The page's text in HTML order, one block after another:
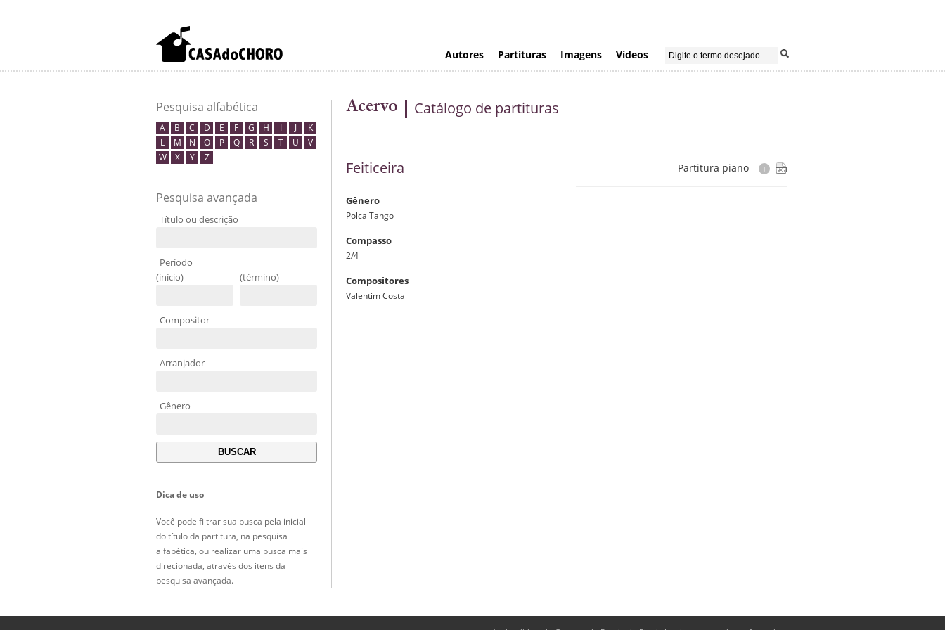
Autores Partituras Imagens Vídeos
Pesquisa alfabética
A B C D E F G H I J
K
L
M N O P Q R S T U
V
W
X Y Z
Pesquisa avançada
Título ou descrição
Período
(início)
(término)
Compositor
Arranjador
Gênero
Dica de uso
Você pode filtrar sua busca pela inicial
do título da partitura, na pesquisa
alfabética, ou realizar uma busca mais
direcionada, através dos itens da
pesquisa avançada.
Acervo Catálogo de partituras
Feiticeira
Gênero
Polca Tango
Compasso
2/4
Compositores
Valentim Costa
Partitura piano +